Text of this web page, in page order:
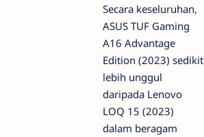
Secara keseluruhan,
ASUS TUF Gaming
A16 Advantage
Edition (2023) sedikit
lebih unggul
daripada Lenovo
LOQ 15 (2023)
dalam beragam